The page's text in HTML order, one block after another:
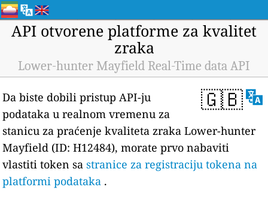
API otvorene platforme za kvalitet
zraka
Lower-hunter Mayfield Real-Time data API
🇬🇧
Da biste dobili pristup API-ju
podataka u realnom vremenu za
stanicu za praćenje kvaliteta zraka Lower-hunter
Mayfield (ID: H12484), morate prvo nabaviti
vlastiti token sastranice za registraciju tokena na
platformi podataka .